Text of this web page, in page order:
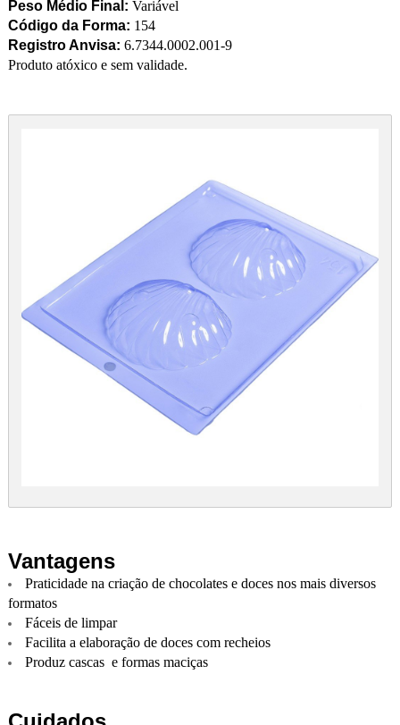
Peso Médio Final: Variável
Código da Forma: 154
Registro Anvisa: 6.7344.0002.001-9
Produto atóxico e sem validade.
Vantagens
Praticidade na criação de chocolates e doces nos mais diversos
formatos
Fáceis de limpar
Facilita a elaboração de doces com recheios
Produz cascas e formas maciças